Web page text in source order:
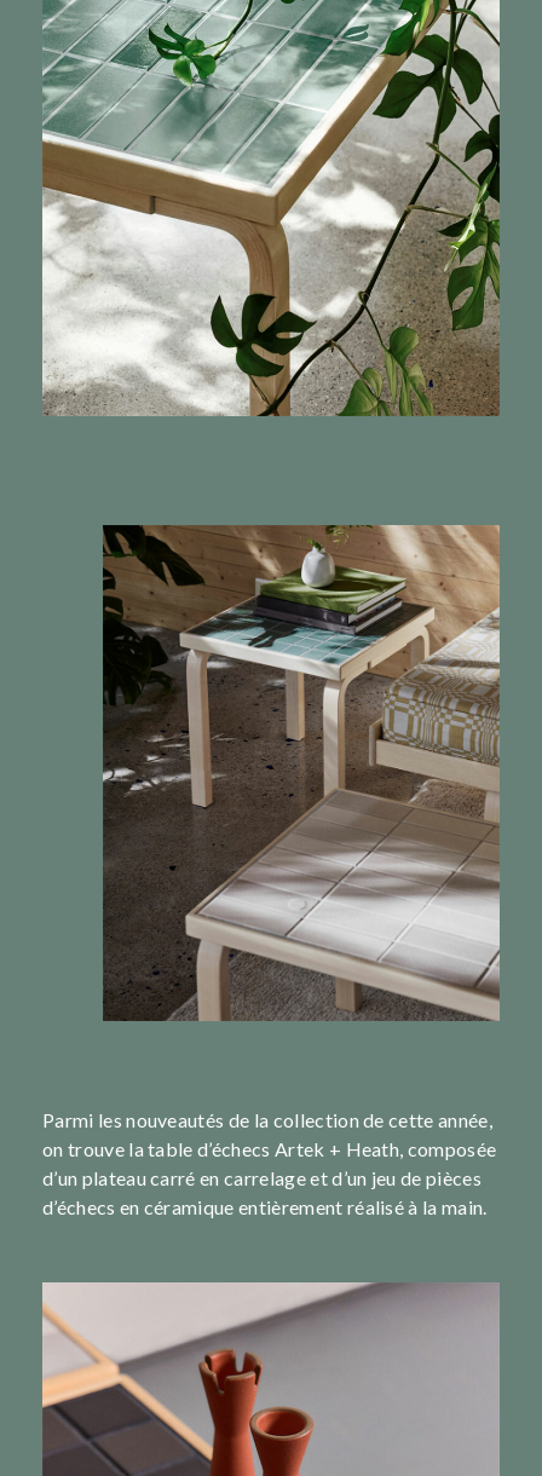
Parmi les nouveautés de la collection de cette année,
on trouve la table d’échecs Artek + Heath, composée
d’un plateau carré en carrelage et d’un jeu de pièces
d’échecs en céramique entièrement réalisé à la main.